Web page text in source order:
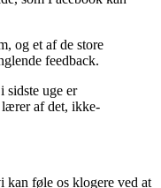
og et af de store
feedback.
sidste uge er
lærer af det, ikke-
kan føle os klogere ved at